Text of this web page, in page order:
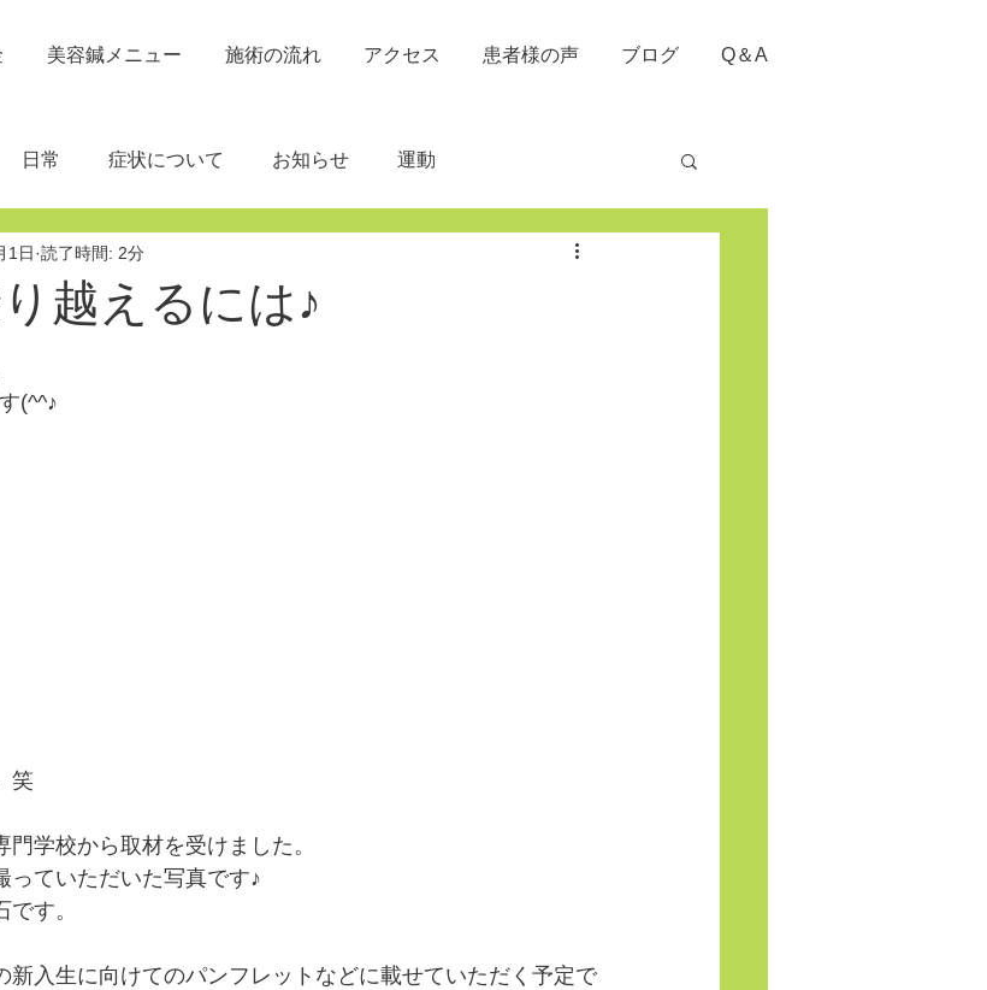
美容鍼メニュー 施術の流れ アクセス 患者様の声 ブログ Q＆A
日常 症状について お知らせ 運動
越えるには♪
1日 読了時間: 2分
す。
(^^♪
笑
学校から取材を受けました。
っていただいた写真です♪
す。
新入生に向けてのパンフレットなどに載せていただく予定で